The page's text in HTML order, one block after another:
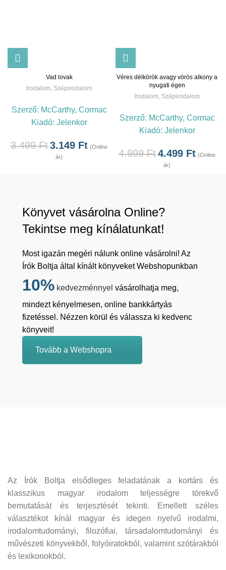
Vad lovak
Irodalom Szépirodalom
Szerző: McCarthy, Cormac
Kiadó: Jelenkor
3.499Ft3.149 Ft (Online
ár)
Véres délkörök avagy vörös alkony a
nyugati égen
Irodalom Szépirodalom
Szerző: McCarthy, Cormac
Kiadó: Jelenkor
4.999Ft4.499 Ft (Online
ár)
Könyvet vásárolna Online?
Tekintse meg kínálatunkat!
Most igazán megéri nálunk online vásárolni! Az
Írók Boltja által kínált könyveket Webshopunkban
10% kedvezménnyel vásárolhatja meg,
mindezt kényelmesen, online bankkártyás
fizetéssel. Nézzen körül és válassza ki kedvenc
könyveit!
Tovább a Webshopra
Az Írók Boltja elsődleges feladatának a kortárs és
klasszikus magyar irodalom teljességre törekvő
bemutatását és terjesztését tekinti. Emellett széles
választékot kínál magyar és idegen nyelvű irodalmi,
irodalomtudományi, filozófiai, társadalomtudományi és
művészeti könyvekből, folyóiratokból, valamint szótárakból
és lexikonokból.